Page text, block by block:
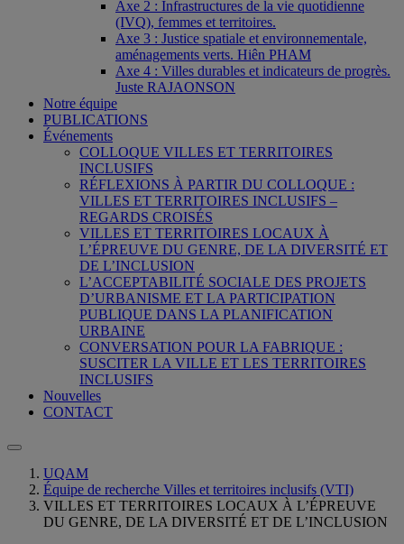
Axe 2 : Infrastructures de la vie quotidienne
(IVQ), femmes et territoires.
Axe 3 : Justice spatiale et environnementale,
aménagements verts. Hiên PHAM
Axe 4 : Villes durables et indicateurs de progrès.
Juste RAJAONSON
Notre équipe
PUBLICATIONS
Événements
COLLOQUE VILLES ET TERRITOIRES
INCLUSIFS
RÉFLEXIONS À PARTIR DU COLLOQUE :
VILLES ET TERRITOIRES INCLUSIFS –
REGARDS CROISÉS
VILLES ET TERRITOIRES LOCAUX À
L’ÉPREUVE DU GENRE, DE LA DIVERSITÉ ET
DE L’INCLUSION
L’ACCEPTABILITÉ SOCIALE DES PROJETS
D’URBANISME ET LA PARTICIPATION
PUBLIQUE DANS LA PLANIFICATION
URBAINE
CONVERSATION POUR LA FABRIQUE :
SUSCITER LA VILLE ET LES TERRITOIRES
INCLUSIFS
Nouvelles
CONTACT
UQAM
Équipe de recherche Villes et territoires inclusifs (VTI)
VILLES ET TERRITOIRES LOCAUX À L’ÉPREUVE
DU GENRE, DE LA DIVERSITÉ ET DE L’INCLUSION